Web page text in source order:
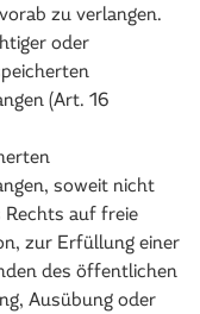
zu verlangen.
oder
(Art. 16
soweit nicht
Rechts auf freie
zur Erfüllung einer
des öffentlichen
Ausübung oder